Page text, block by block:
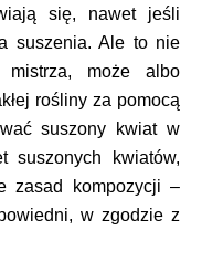
się, nawet jeśli
suszenia. Ale to nie
mistrza, może albo
rośliny za pomocą
suszony kwiat w
suszonych kwiatów,
zasad kompozycji –
w zgodzie z